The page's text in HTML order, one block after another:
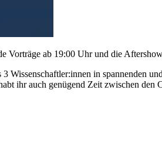
Vorträge ab 19:00 Uhr und die
Wissenschaftler:innen in spannenden
ihr auch genügend Zeit zwischen den